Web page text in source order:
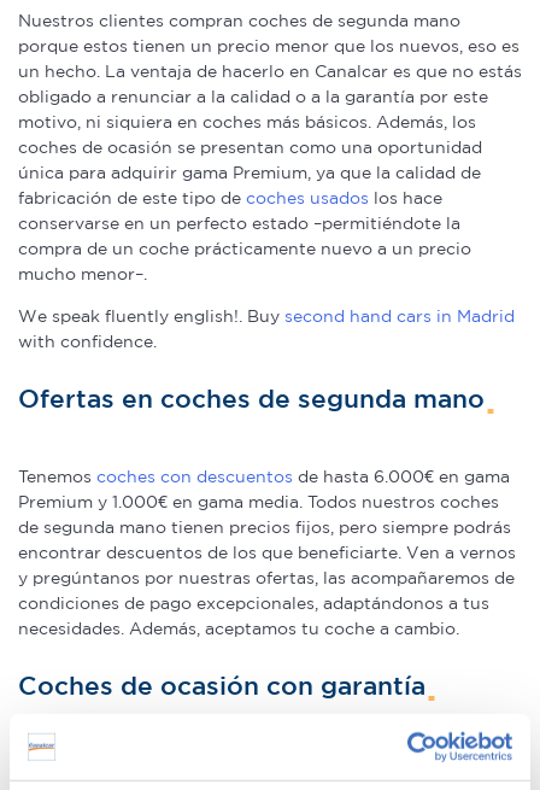
Nuestros clientes compran coches de segunda mano
porque estos tienen un precio menor que los nuevos, eso es
un hecho. La ventaja de hacerlo en Canalcar es que no estás
obligado a renunciar a la calidad o a la garantía por este
motivo, ni siquiera en coches más básicos. Además, los
coches de ocasión se presentan como una oportunidad
única para adquirir gama Premium, ya que la calidad de
fabricación de este tipo de coches usados los hace
conservarse en un perfecto estado –permitiéndote la
compra de un coche prácticamente nuevo a un precio
mucho menor–.
We speak fluently english!. Buy second hand cars in Madrid
with confidence.
Ofertas en coches de segunda mano
Tenemos coches con descuentos de hasta 6.000€ en gama
Premium y 1.000€ en gama media. Todos nuestros coches
de segunda mano tienen precios fijos, pero siempre podrás
encontrar descuentos de los que beneficiarte. Ven a vernos
y pregúntanos por nuestras ofertas, las acompañaremos de
condiciones de pago excepcionales, adaptándonos a tus
necesidades. Además, aceptamos tu coche a cambio.
Coches de ocasión con garantía
En Canalcar tenemos los coches de segunda mano con